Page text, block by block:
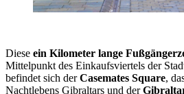
Diese ein Kilometer lange
Mittelpunkt des Einkaufsviertels der
befindet sich derCasemates Square,
Nachtlebens Gibraltars und der